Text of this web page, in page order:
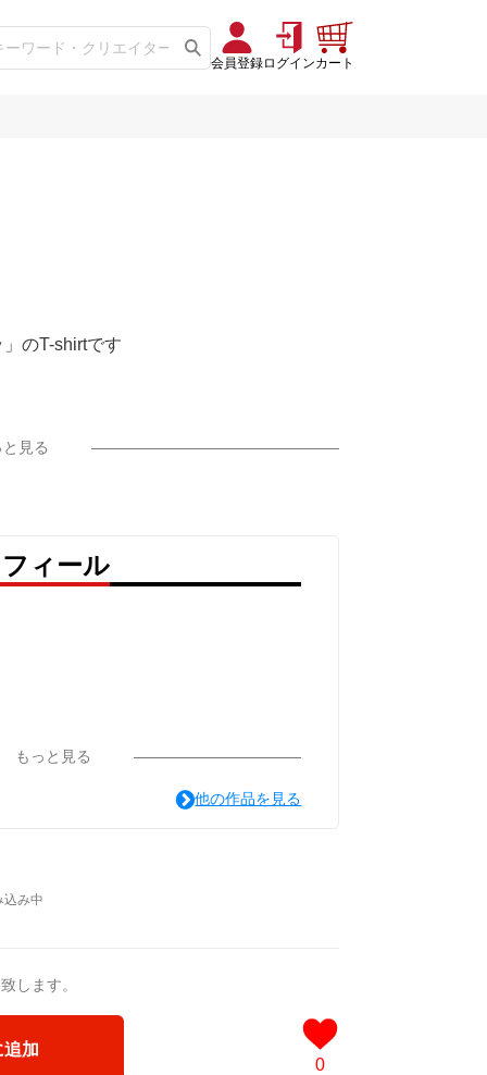
会員登録ログインカート
のT-shirtです
見る
ィール
もっと見る
他の作品を見る
します。
追加
0